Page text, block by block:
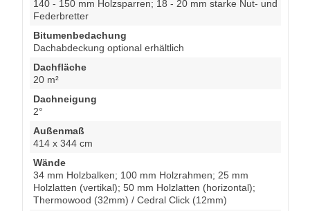
140 - 150 mm Holzsparren; 18 - 20 mm starke Nut- und
Federbretter
Bitumenbedachung
Dachabdeckung optional erhältlich
Dachfläche
20 m²
Dachneigung
2°
Außenmaß
414 x 344 cm
Wände
34 mm Holzbalken; 100 mm Holzrahmen; 25 mm
Holzlatten (vertikal); 50 mm Holzlatten (horizontal);
Thermowood (32mm) / Cedral Click (12mm)